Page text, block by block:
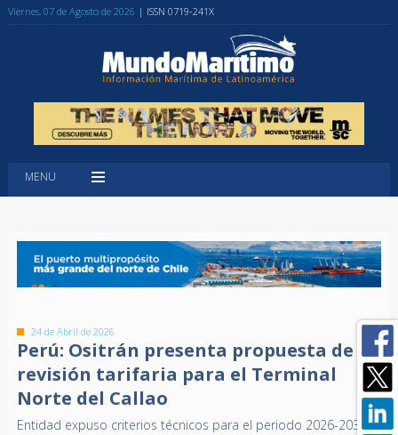
Viernes, 07 de Agosto de 2026 | ISSN 0719-241X
MENU
24 de Abril de 2026
Perú: Ositrán presenta propuesta de
revisión tarifaria para el Terminal
Norte del Callao
Entidad expuso criterios técnicos para el periodo 2026-2031